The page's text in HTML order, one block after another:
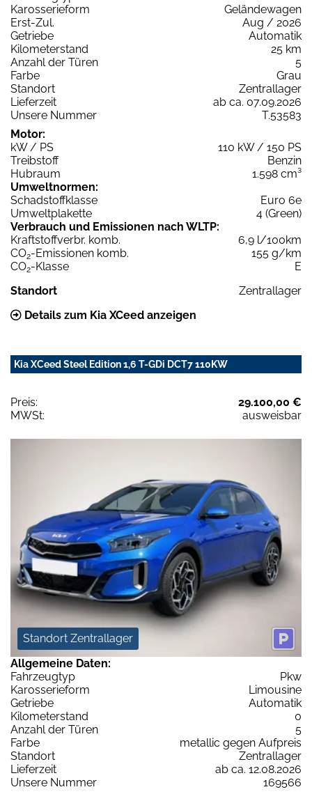
Karosserieform
Geländewagen
Erst-Zul.
Aug / 2026
Getriebe
Automatik
Kilometerstand
25 km
Anzahl der Türen
5
Farbe
Grau
Standort
Zentrallager
Lieferzeit
ab ca. 07.09.2026
Unsere Nummer
T.53583
Motor:
kW / PS
110 kW / 150 PS
Treibstoff
Benzin
Hubraum
1.598 cm³
Umweltnormen:
Schadstoffklasse
Euro 6e
Umweltplakette
4 (Green)
Verbrauch und Emissionen nach WLTP:
Kraftstoffverbr. komb.
6,9 l/100km
CO2-Emissionen komb.
155 g/km
CO2-Klasse
E
Standort
Zentrallager
Details zum Kia XCeed anzeigen
Kia XCeed Steel Edition 1,6 T-GDi DCT7 110KW
Preis:
29.100,00 €
MWSt:
ausweisbar
Standort Zentrallager
Allgemeine Daten:
Fahrzeugtyp
Pkw
Karosserieform
Limousine
Getriebe
Automatik
Kilometerstand
0
Anzahl der Türen
5
Farbe
metallic gegen Aufpreis
Standort
Zentrallager
Lieferzeit
ab ca. 12.08.2026
Unsere Nummer
169566